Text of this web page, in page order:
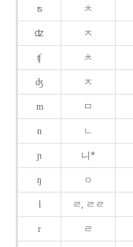
ʦ ㅊ
ʣ ㅈ
ʧ ㅊ
ʤ ㅈ
m ㅁ
n ㄴ
ɲ 니*
ŋ ㅇ
l ㄹ, ㄹㄹ
r ㄹ